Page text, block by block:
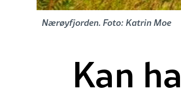
Nærøyfjorden. Foto: Katrin Moe
Kan